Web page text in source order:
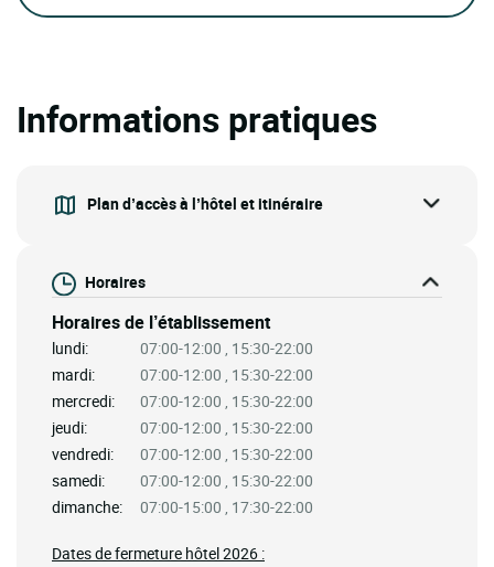
Informations pratiques
Plan d’accès à l’hôtel et itinéraire
Horaires
Horaires de l’établissement
lundi:
07:00-12:00 , 15:30-22:00
mardi:
07:00-12:00 , 15:30-22:00
mercredi:
07:00-12:00 , 15:30-22:00
jeudi:
07:00-12:00 , 15:30-22:00
vendredi:
07:00-12:00 , 15:30-22:00
samedi:
07:00-12:00 , 15:30-22:00
dimanche:
07:00-15:00 , 17:30-22:00
Dates de fermeture hôtel 2026 :